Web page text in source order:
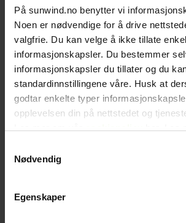
På sunwind.no benytter vi
Noen er nødvendige for å drive
valgfrie. Du kan velge å ikke tillate
informasjonskapsler. Du bestemmer
informasjonskapsler du tillater og du
standardinnstillingene våre. Husk at
godtar enkelte typer
opplevelsen din på nettstedet og
Nødvendig
Egenskaper
Vilka kategorier av cookies använder
1) Nödvändiga cookies (alltid aktiva)
Dessa behövs för grundläggande
kassaflöde, säkerhet och
Sessions- och säkerhetscookies (t.ex.
Varukorgsfunktion (t.ex.cart)
Cookieinställningar (t.ex.
Används för att komma ihåg dina val och